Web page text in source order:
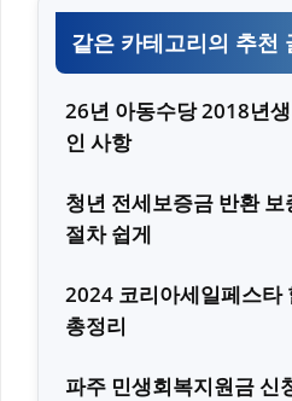
같은 카테고리의 추천
26년 아동수당 2018년
인 사항
청년 전세보증금 반환
절차 쉽게
2024 코리아세일페스타
총정리
파주 민생회복지원금 신